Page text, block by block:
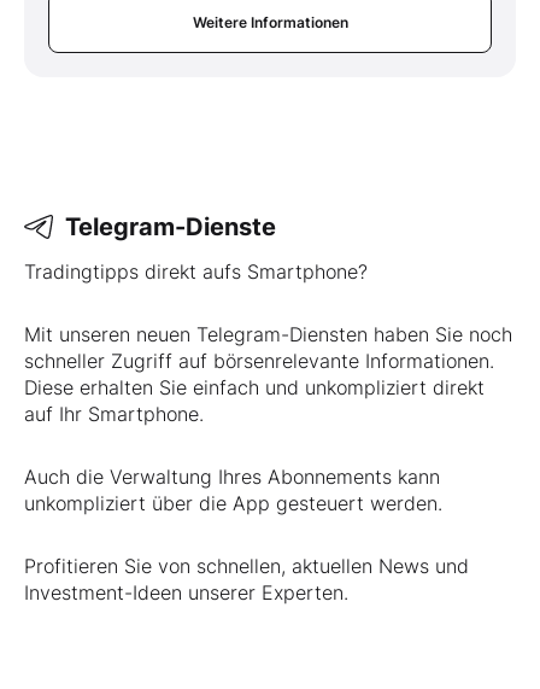
Weitere Informationen
Telegram-Dienste
Tradingtipps direkt aufs Smartphone?
Mit unseren neuen Telegram-Diensten haben Sie noch
schneller Zugriff auf börsenrelevante Informationen.
Diese erhalten Sie einfach und unkompliziert direkt
auf Ihr Smartphone.
Auch die Verwaltung Ihres Abonnements kann
unkompliziert über die App gesteuert werden.
Profitieren Sie von schnellen, aktuellen News und
Investment-Ideen unserer Experten.